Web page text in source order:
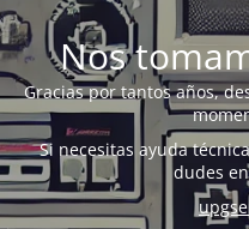
Nos
Gracias por tantos años,
Si necesitas ayuda
dudes